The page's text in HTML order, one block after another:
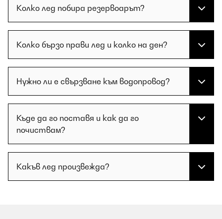
Колко лед побира резервоарът?
Колко бързо прави лед и колко на ден?
Нужно ли е свързване към водопровод?
Къде да го поставя и как да го
почиствам?
Какъв лед произвежда?